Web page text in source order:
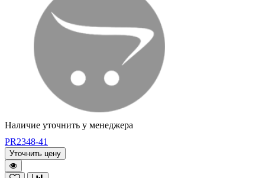
Наличие уточнить у менеджера
PR2348-41
Уточнить цену